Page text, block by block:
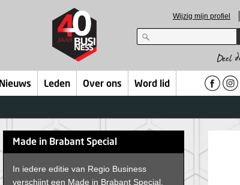
Wijzig mijn profiel
Nieuws Leden Over ons Word lid
Made in Brabant Special
In iedere editie van Regio Business
verschijnt een Made in Brabant Special.